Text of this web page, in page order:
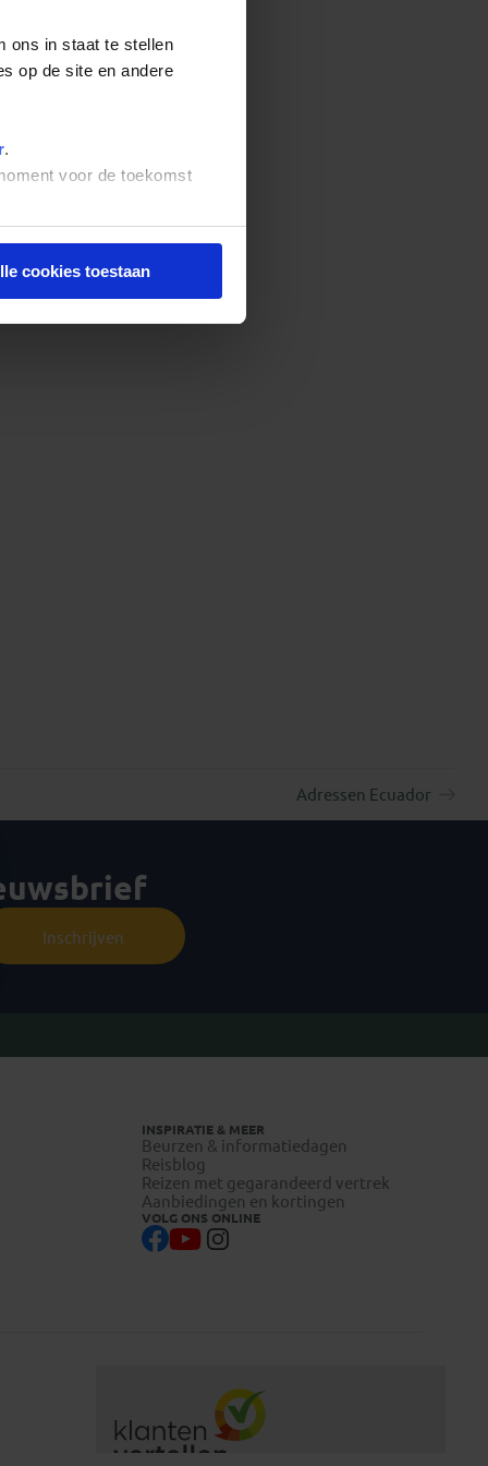
ons in staat te stellen
op de site en andere
.
voor de toekomst
cookies toestaan
Adressen Ecuador
Inschrijven
INSPIRATIE & MEER
Beurzen & informatiedagen
Reisblog
Reizen met gegarandeerd vertrek
Aanbiedingen en kortingen
VOLG ONS ONLINE